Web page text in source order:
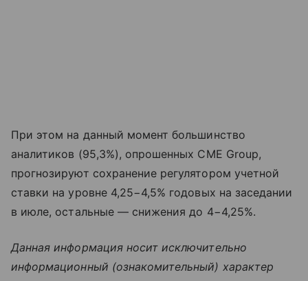
При этом на данный момент большинство
аналитиков (95,3%), опрошенных CME Group,
прогнозируют сохранение регулятором учетной
ставки на уровне 4,25−4,5% годовых на заседании
в июле, остальные — снижения до 4−4,25%.
Данная информация носит исключительно
информационный (ознакомительный) характер